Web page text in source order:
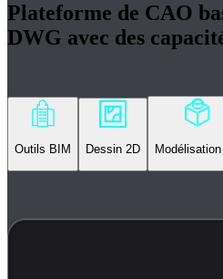
Plateforme de CAO
DWG avec des
Outils BIM Dessin 2D